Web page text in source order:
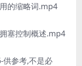
的缩略词.mp4
塞控制概述.mp4
参考,不是必